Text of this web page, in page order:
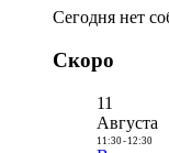
Сегодня нет
Скоро
11
Августа
11:30- 12:30